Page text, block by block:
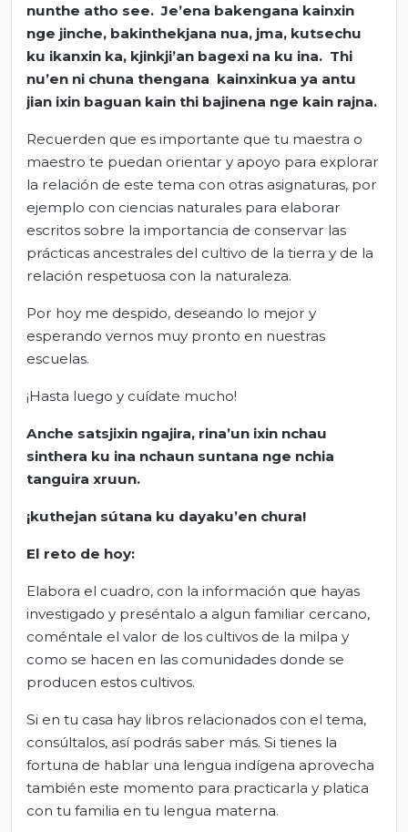
nunthe atho see. Je’ena bakengana kainxin
nge jinche, bakinthekjana nua, jma, kutsechu
ku ikanxin ka, kjinkji’an bagexi na ku ina. Thi
nu’en ni chuna thengana kainxinkua ya antu
jian ixin baguan kain thi bajinena nge kain rajna.
Recuerden que es importante que tu maestra o
maestro te puedan orientar y apoyo para explorar
la relación de este tema con otras asignaturas, por
ejemplo con ciencias naturales para elaborar
escritos sobre la importancia de conservar las
prácticas ancestrales del cultivo de la tierra y de la
relación respetuosa con la naturaleza.
Por hoy me despido, deseando lo mejor y
esperando vernos muy pronto en nuestras
escuelas.
¡Hasta luego y cuídate mucho!
Anche satsjixin ngajira, rina’un ixin nchau
sinthera ku ina nchaun suntana nge nchia
tanguira xruun.
¡kuthejan sútana ku dayaku’en chura!
El reto de hoy:
Elabora el cuadro, con la información que hayas
investigado y preséntalo a algun familiar cercano,
coméntale el valor de los cultivos de la milpa y
como se hacen en las comunidades donde se
producen estos cultivos.
Si en tu casa hay libros relacionados con el tema,
consúltalos, así podrás saber más. Si tienes la
fortuna de hablar una lengua indígena aprovecha
también este momento para practicarla y platica
con tu familia en tu lengua materna.